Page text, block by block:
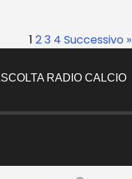
1 23 4 Successivo »
RADIO CALCIO